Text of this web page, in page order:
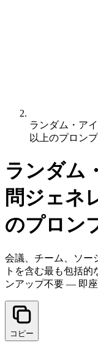
ランダム・ア
以上のプロンプ
ランダム
問ジェネ
のプロン
会議、チーム、ソー
トを含む最も包括
ンアップ不要 — 即座
コピー